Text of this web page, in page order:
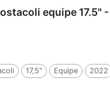
equipe 17.5"
17,5" Equipe
2022